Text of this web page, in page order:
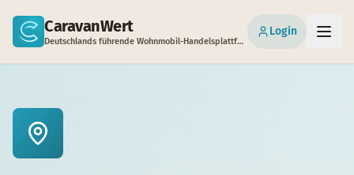
CaravanWert
Deutschlands führende Wohnmobil-Handelsplattform
Login